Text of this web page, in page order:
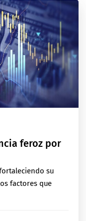
feroz por
su
factores que